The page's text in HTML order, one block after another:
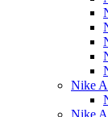
Nike
Nike